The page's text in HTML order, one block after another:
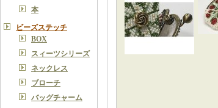
本
ビーズステッチ
BOX
スィーツシリーズ
ネックレス
ブローチ
バッグチャーム